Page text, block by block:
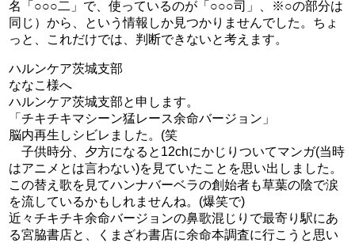
名「○○○二」で、使っているのが「○○○司」、※○の部分は
同じ）から、という情報しか見つかりませんでした。ちょ
っと、これだけでは、判断できないと考えます。
ハルンケア茨城支部
ななこ様へ
ハルンケア茨城支部と申します。
「チキチキマシーン猛レース余命バージョン」
脳内再生しシビレました。(笑
子供時分、夕方になると12chにかじりついてマンガ(当時
はアニメとは言わない)を見ていたことを思い出しました。
この替え歌を見てハンナバーベラの創始者も草葉の陰で涙
を流しているかもしれませんね。(爆笑で)
近々チキチキ余命バージョンの鼻歌混じりで最寄り駅にあ
る宮脇書店と、くまざわ書店に余命本調査に行こうと思い